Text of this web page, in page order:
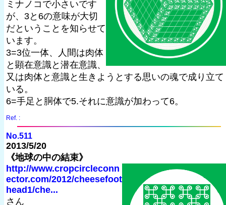
ミナノコで小さいです
が、3と6の意味が大切
だということを知らせて
います。
3=3位一体、人間は肉体
と顕在意識と潜在意識、
又は肉体と意識と生きようとする思いの魂で成り立て
いる。
6=手足と胴体で5.それに意識が加わって6。
Ref. :
No.511
2013/5/20
《地球の中の結束》
http://www.cropcircleconn
ector.com/2012/cheesefoot
head1/che...
さん